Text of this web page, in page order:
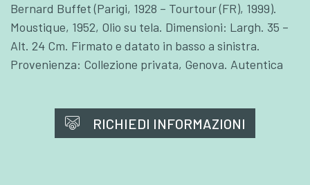
Bernard Buffet (Parigi, 1928 – Tourtour (FR), 1999).
Moustique, 1952, Olio su tela. Dimensioni: Largh. 35 –
Alt. 24 Cm. Firmato e datato in basso a sinistra.
Provenienza: Collezione privata, Genova. Autentica
RICHIEDI INFORMAZIONI